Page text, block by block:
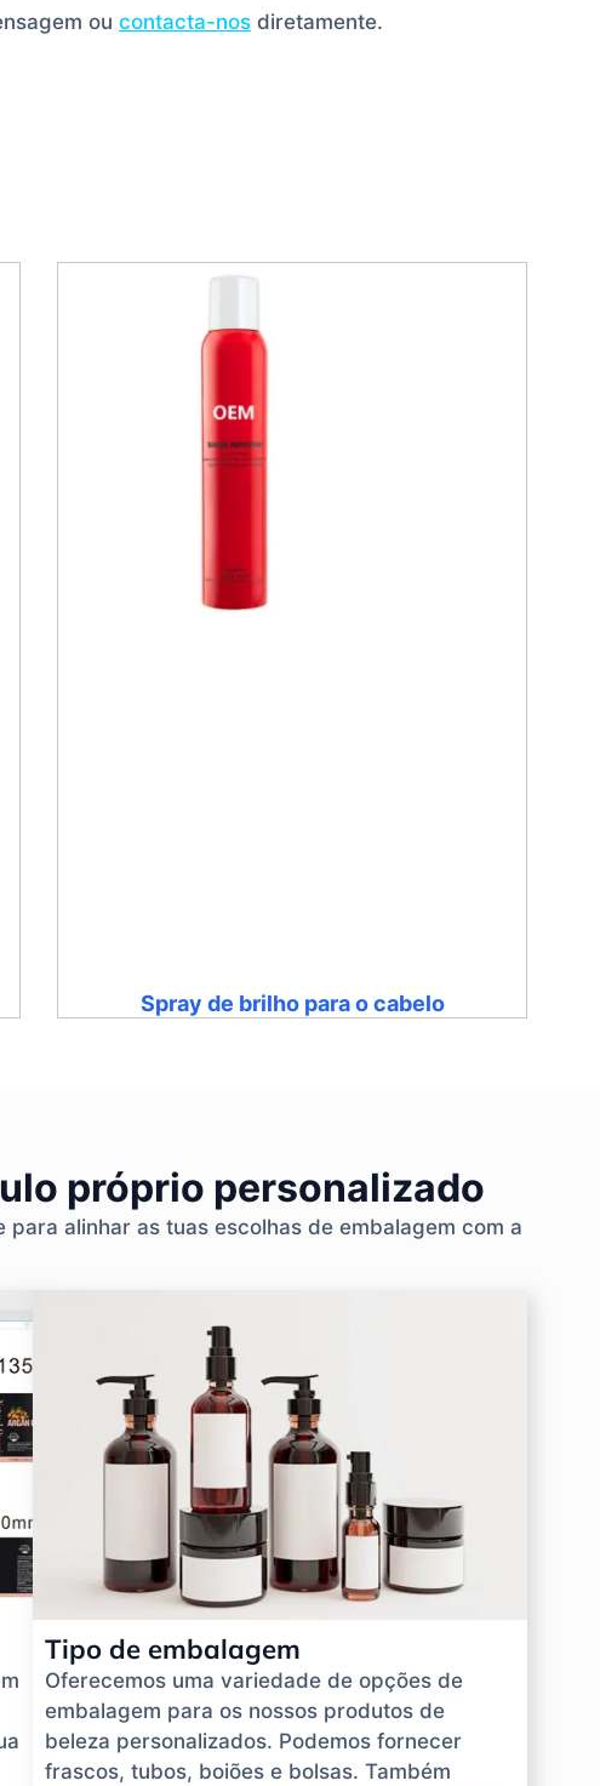
ou contacta-nos diretamente.
Spray de brilho para o cabelo
próprio personalizado
alinhar as tuas escolhas de embalagem com a
Tipo de embalagem
Oferecemos uma variedade de opções de
embalagem para os nossos produtos de
beleza personalizados. Podemos fornecer
frascos, tubos, boiões e bolsas. Também